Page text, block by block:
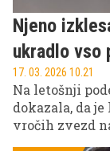
Njeno
ukradlo vso
17. 03. 2026 10.21
Na letošnji
dokazala, da
vročih zvezd